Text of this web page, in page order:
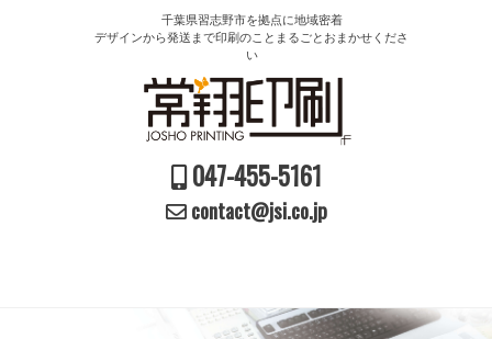
千葉県習志野市を拠点に地域密着
デザインから発送まで印刷のことまるごとおまかせくださ
い
047-455-5161
contact@jsi.co.jp